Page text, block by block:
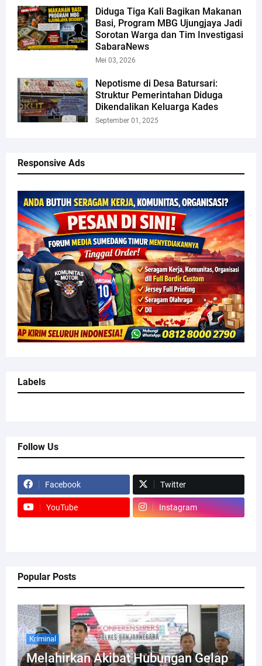
Diduga Tiga Kali Bagikan Makanan
Basi, Program MBG Ujungjaya Jadi
Sorotan Warga dan Tim Investigasi
SabaraNews
Mei 03, 2026
Nepotisme di Desa Batursari:
Struktur Pemerintahan Diduga
Dikendalikan Keluarga Kades
September 01, 2025
Responsive Ads
Labels
Follow Us
Facebook Twitter
YouTube Instagram
Popular Posts
Kriminal
Melahirkan Akibat Hubungan Gelap